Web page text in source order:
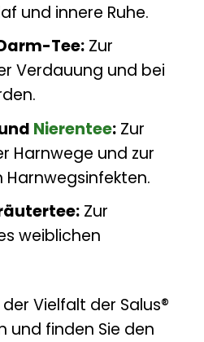
und innere Ruhe.
Tee:Zur
Verdauung und bei
Nierentee:Zur
Harnwege und zur
Zur
weiblichen
Vielfalt der Salus®
und finden Sie den